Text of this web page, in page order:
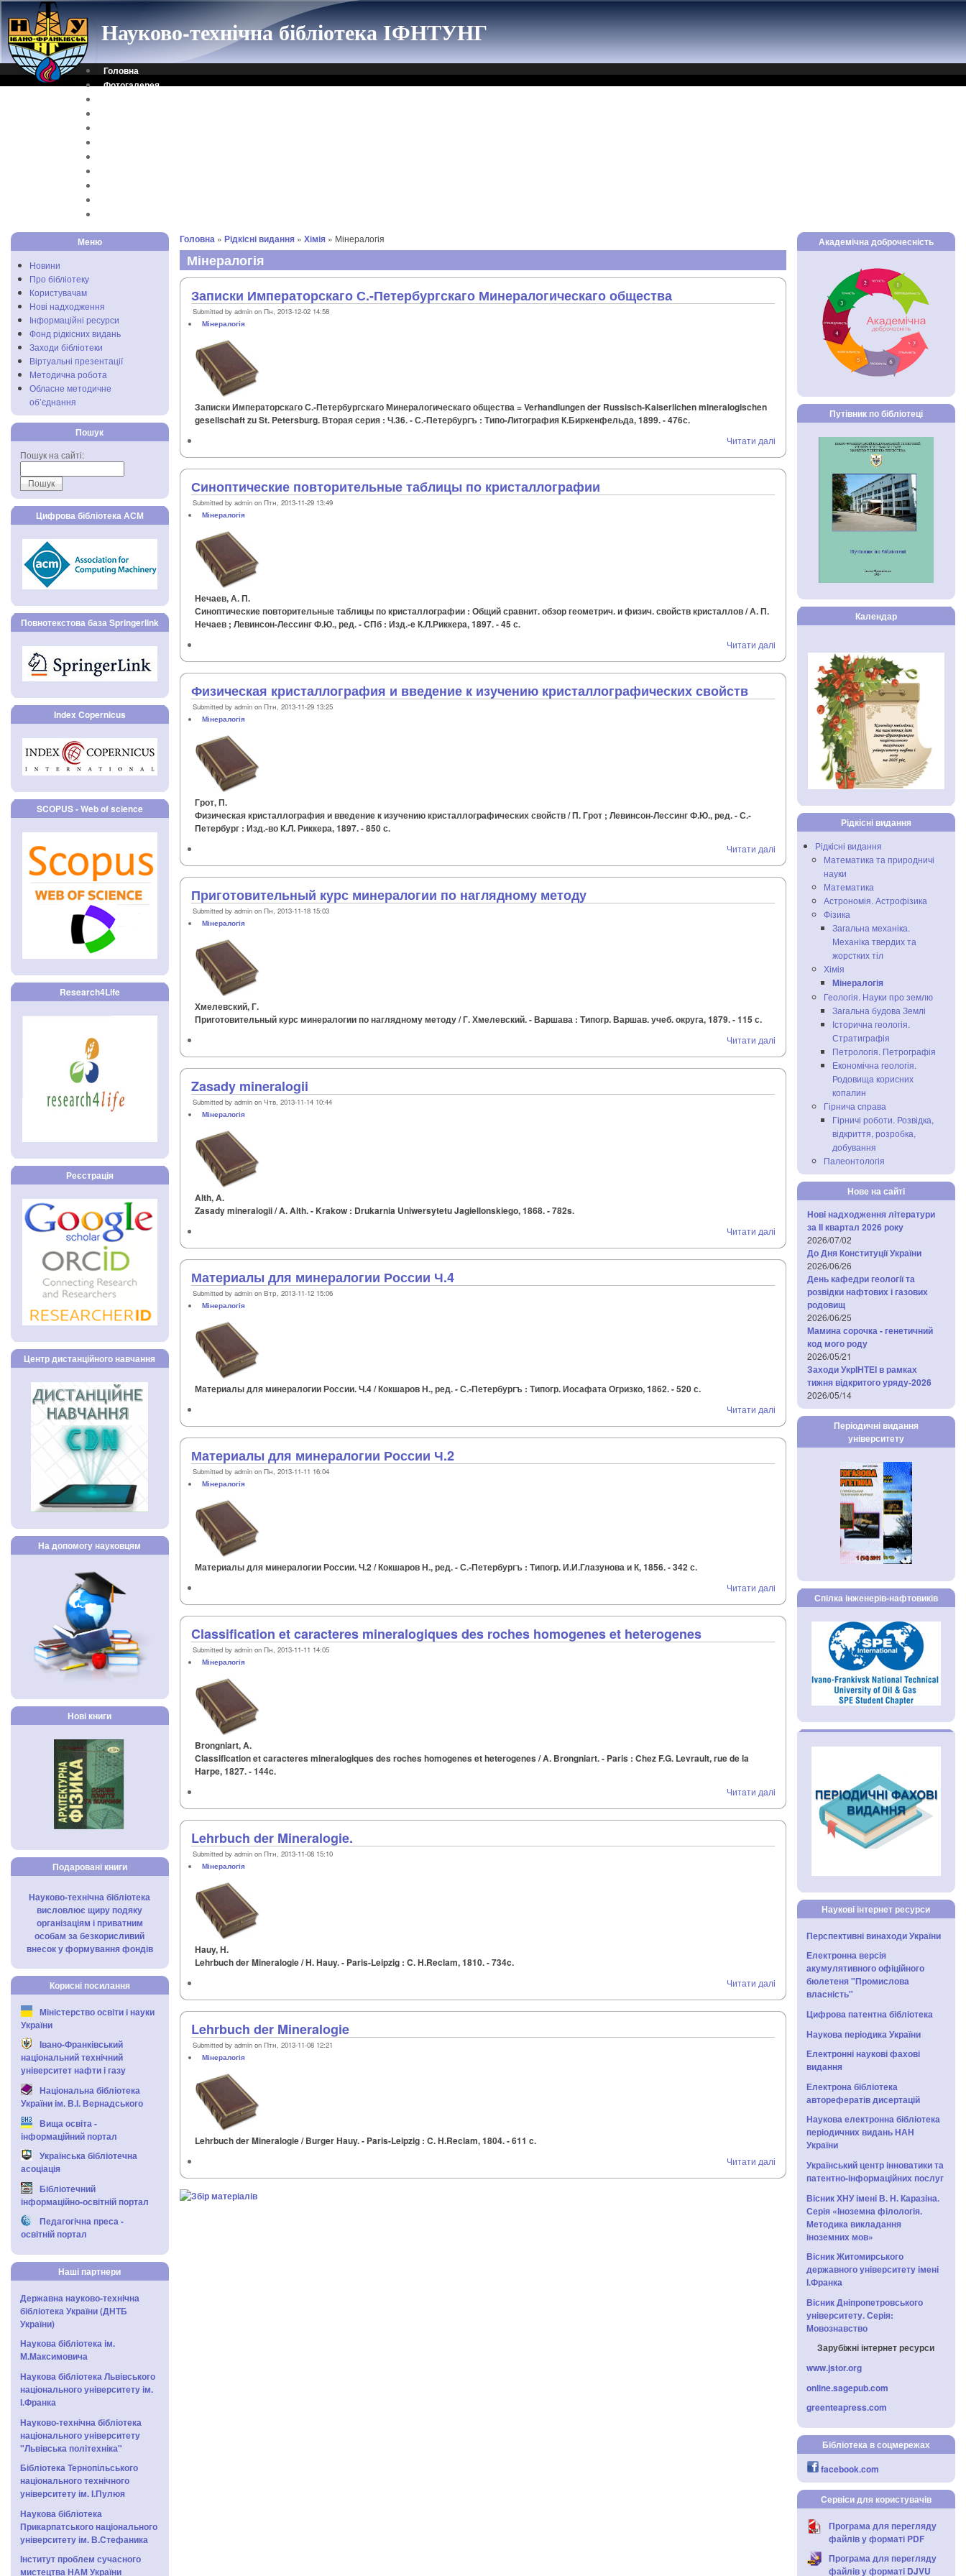
Науково-технічна бібліотека ІФНТУНГ
Головна
Фотогалерея
Меню
Новини
Про бібліотеку
Користувачам
Нові надходження
Інформаційні ресурси
Фонд рідкісних видань
Заходи бібліотеки
Віртуальні презентації
Методична робота
Обласне методичне
об’єднання
Пошук
Пошук на сайті:
Цифрова бібліотека АСМ
Повнотекстова база Springerlink
Index Copernicus
SCOPUS - Web of science
Research4Life
Реєстрація
Центр дистанційного навчання
На допомогу науковцям
Нові книги
Подаровані книги
Науково-технічна бібліотека
висловлює щиру подяку
організаціям і приватним
особам за безкорисливий
внесок у формування фондів
Корисні посилання
Міністерство освіти і науки
України
Івано-Франківський
національний технічний
університет нафти і газу
Національна бібліотека
України ім. В.І. Вернадського
Вища освіта -
інформаційний портал
Українська бібліотечна
асоціація
Бібліотечний
інформаційно-освітній портал
Педагогічна преса -
освітній портал
Наші партнери
Державна науково-технічна
бібліотека України (ДНТБ
України)
Наукова бібліотека ім.
М.Максимовича
Наукова бібліотека Львівського
національного університету ім.
І.Франка
Науково-технічна бібліотека
національного університету
"Львівська політехніка"
Бібліотека Тернопільського
національного технічного
університету ім. І.Пулюя
Наукова бібліотека
Прикарпатського національного
університету ім. В.Стефаника
Інститут проблем сучасного
мистецтва НАМ України
Головна » Рідкісні видання » Хімія » Мінералогія
Мінералогія
Записки Императорскаго С.-Петербургскаго Минералогическаго общества
Submitted by admin on Пн, 2013-12-02 14:58
Мінералогія
Записки Императорскаго С.-Петербургскаго Минералогическаго общества = Verhandlungen der Russisch-Kaiserlichen mineralogischen
gesellschaft zu St. Petersburg. Вторая серия : Ч.36. - С.-Петербургъ : Типо-Литография К.Биркенфельда, 1899. - 476с.
Читати далі
Синоптические повторительные таблицы по кристаллографии
Submitted by admin on Птн, 2013-11-29 13:49
Мінералогія
Нечаев, А. П.
Синоптические повторительные таблицы по кристаллографии : Общий сравнит. обзор геометрич. и физич. свойств кристаллов / А. П.
Нечаев ; Левинсон-Лессинг Ф.Ю., ред. - СПб : Изд.-е К.Л.Риккера, 1897. - 45 с.
Читати далі
Физическая кристаллография и введение к изучению кристаллографических свойств
Submitted by admin on Птн, 2013-11-29 13:25
Мінералогія
Грот, П.
Физическая кристаллография и введение к изучению кристаллографических свойств / П. Грот ; Левинсон-Лессинг Ф.Ю., ред. - С.-
Петербург : Изд.-во К.Л. Риккера, 1897. - 850 с.
Читати далі
Приготовительный курс минералогии по наглядному методу
Submitted by admin on Пн, 2013-11-18 15:03
Мінералогія
Хмелевский, Г.
Приготовительный курс минералогии по наглядному методу / Г. Хмелевский. - Варшава : Типогр. Варшав. учеб. округа, 1879. - 115 с.
Читати далі
Zasady mineralogii
Submitted by admin on Чтв, 2013-11-14 10:44
Мінералогія
Alth, A.
Zasady mineralogii / A. Alth. - Krakow : Drukarnia Uniwersytetu Jagiellonskiego, 1868. - 782s.
Читати далі
Материалы для минералогии России Ч.4
Submitted by admin on Втр, 2013-11-12 15:06
Мінералогія
Материалы для минералогии России. Ч.4 / Кокшаров Н., ред. - С.-Петербургъ : Типогр. Иосафата Огризко, 1862. - 520 с.
Читати далі
Материалы для минералогии России Ч.2
Submitted by admin on Пн, 2013-11-11 16:04
Мінералогія
Материалы для минералогии России. Ч.2 / Кокшаров Н., ред. - С.-Петербургъ : Типогр. И.И.Глазунова и К, 1856. - 342 с.
Читати далі
Classification et caracteres mineralogiques des roches homogenes et heterogenes
Submitted by admin on Пн, 2013-11-11 14:05
Мінералогія
Brongniart, A.
Classification et caracteres mineralogiques des roches homogenes et heterogenes / A. Brongniart. - Paris : Chez F.G. Levrault, rue de la
Harpe, 1827. - 144c.
Читати далі
Lehrbuch der Mineralogie.
Submitted by admin on Птн, 2013-11-08 15:10
Мінералогія
Hauy, H.
Lehrbuch der Mineralogie / H. Hauy. - Paris-Leipzig : C. H.Reclam, 1810. - 734c.
Читати далі
Lehrbuch der Mineralogie
Submitted by admin on Птн, 2013-11-08 12:21
Мінералогія
Lehrbuch der Mineralogie / Burger Hauy. - Paris-Leipzig : C. H.Reclam, 1804. - 611 c.
Читати далі
Академічна доброчесність
Путівник по бібліотеці
Календар
Рідкісні видання
Рідкісні видання
Математика та природничі
науки
Математика
Астрономія. Астрофізика
Фізика
Загальна механіка.
Механіка твердих та
жорстких тіл
Хімія
Мінералогія
Геологія. Науки про землю
Загальна будова Землі
Історична геологія.
Стратиграфія
Петрологія. Петрографія
Економічна геологія.
Родовища корисних
копалин
Гірнича справа
Гірничі роботи. Розвідка,
відкриття, розробка,
добування
Палеонтологія
Нове на сайті
Нові надходження літератури
за IІ квартал 2026 року
2026/07/02
До Дня Конституції України
2026/06/26
День кафедри геології та
розвідки нафтових і газових
родовищ
2026/06/25
Мамина сорочка - генетичний
код мого роду
2026/05/21
Заходи УкрІНТЕІ в рамках
тижня відкритого уряду-2026
2026/05/14
Періодичні видання
університету
Спілка інженерів-нафтовиків
Наукові інтернет ресурси
Перспективні винаходи України
Електронна версія
акумулятивного офіційного
бюлетеня "Промислова
власність"
Цифрова патентна бібліотека
Наукова періодика України
Електронні наукові фахові
видання
Електрона бібліотека
авторефератів дисертацій
Наукова електронна бібліотека
періодичних видань НАН
України
Український центр інноватики та
патентно-інформаційних послуг
Вісник ХНУ імені В. Н. Каразіна.
Серія «Іноземна філологія.
Методика викладання
іноземних мов»
Вісник Житомирського
державного університету імені
І.Франка
Вісник Дніпропетровського
університету. Серія:
Мовознавство
Зарубіжні інтернет ресурси
www.jstor.org
online.sagepub.com
greenteapress.com
Бібліотека в соцмережах
facebook.com
Сервіси для користувачів
Програма для перегляду
файлів у форматі PDF
Програма для перегляду
файлів у форматі DJVU